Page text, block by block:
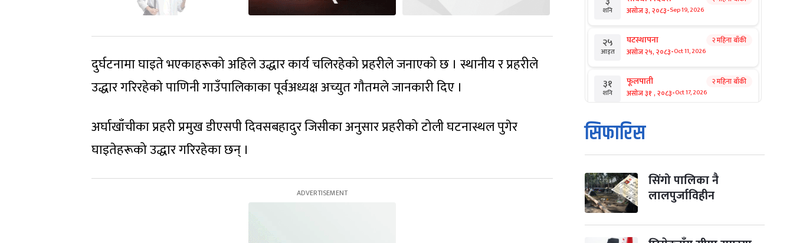
दुर्घटनामा घाइते भएकाहरूको अहिले उद्धार कार्य चलिरहेको प्रहरीले जनाएको छ । स्थानीय र प्रहरीले
उद्धार गरिरहेकाे पाणिनी गाउँपालिकाका पूर्वअध्यक्ष अच्युत गाैतमले जानकारी दिए ।
अर्घाखाँचीका प्रहरी प्रमुख डीएसपी दिवसबहादुर जिसीका अनुसार प्रहरीको टोली घटनास्थल पुगेर
घाइतेहरूको उद्धार गरिरहेका छन् ।
शनि असोज ३, २०८३-Sep 19, 2026
२५
आइत
घटस्थापना
असोज २५, २०८३-Oct 11, 2026
२ महिना बाँकी
३१
शनि
फूलपाती
असोज ३१ , २०८३-Oct 17, 2026
२ महिना बाँकी
१
आइत
कार्तिक सङ्क्रान्ति
कार्तिक १, २०८३
मंगल कार्तिक ३, २०८३- Oct 20, 2026
४ विजयादशमी
कार्तिक ४, २०८३
सिफारिस
सिंगो पालिका नै
लालपुर्जाविहीन